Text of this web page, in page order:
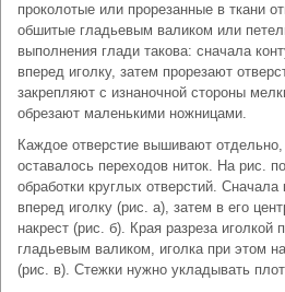
проколотые или прорезанные в ткани
обшитые гладьевым валиком или
выполнения глади такова: сначала
вперед иголку, затем прорезают
закрепляют с изнаночной стороны
обрезают маленькими ножницами.
Каждое отверстие вышивают
оставалось переходов ниток. На рис.
обработки круглых отверстий.
вперед иголку (рис. а), затем в его
накрест (рис. б). Края разреза
гладьевым валиком, иголка при этом
(рис. в). Стежки нужно укладывать